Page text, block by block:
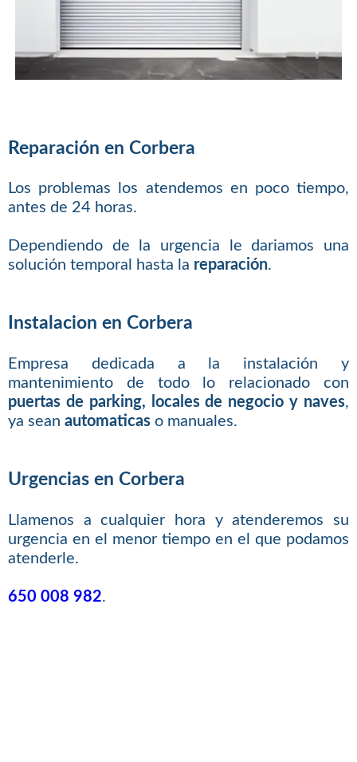
Reparación en Corbera
Los problemas los atendemos en poco tiempo,
antes de 24 horas.
Dependiendo de la urgencia le dariamos una
solución temporal hasta la reparación.
Instalacion en Corbera
Empresa dedicada a la instalación y
mantenimiento de todo lo relacionado con
puertas de parking, locales de negocio y naves,
ya sean automaticaso manuales.
Urgencias en Corbera
Llamenos a cualquier hora y atenderemos su
urgencia en el menor tiempo en el que podamos
atenderle.
650 008 982.